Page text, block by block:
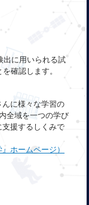
出に用いられる試
確認します。
に様々な学習の
全域を一つの学び
援するしくみで
ホームページ）